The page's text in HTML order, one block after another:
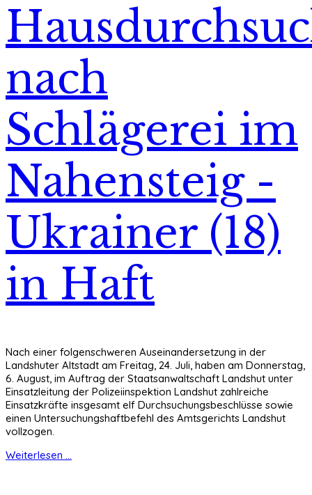
nach
Schlägerei im
Nahensteig -
Ukrainer (18)
in Haft
Nach einer folgenschweren Auseinandersetzung in der
Landshuter Altstadt am Freitag, 24. Juli, haben am Donnerstag,
6. August, im Auftrag der Staatsanwaltschaft Landshut unter
Einsatzleitung der Polizeiinspektion Landshut zahlreiche
Einsatzkräfte insgesamt elf Durchsuchungsbeschlüsse sowie
einen Untersuchungshaftbefehl des Amtsgerichts Landshut
vollzogen.
Weiterlesen ...